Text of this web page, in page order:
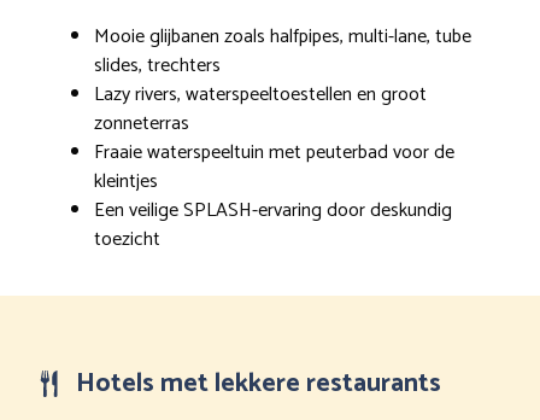
Mooie glijbanen zoals halfpipes, multi-lane, tube
slides, trechters
Lazy rivers, waterspeeltoestellen en groot
zonneterras
Fraaie waterspeeltuin met peuterbad voor de
kleintjes
Een veilige SPLASH-ervaring door deskundig
toezicht
Hotels met lekkere restaurants